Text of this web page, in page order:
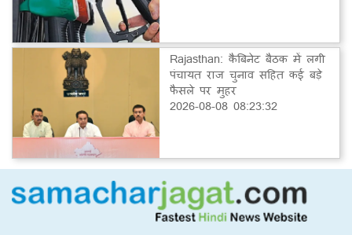
Rajasthan: कैबिनेट बैठक में लगी
पंचायत राज चुनाव सहित कई बड़े
फैसले पर मुहर
2026-08-08 08:23:32